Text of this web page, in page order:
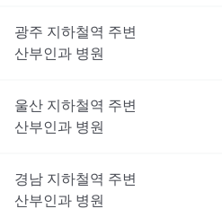
광주 지하철역 주변
산부인과 병원
울산 지하철역 주변
산부인과 병원
경남 지하철역 주변
산부인과 병원